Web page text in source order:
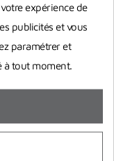
:
bien
répond à
expérience de
publicités et vous
paramétrer et
à tout moment.